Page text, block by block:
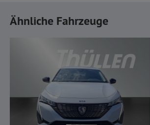
Ähnliche Fahrzeuge